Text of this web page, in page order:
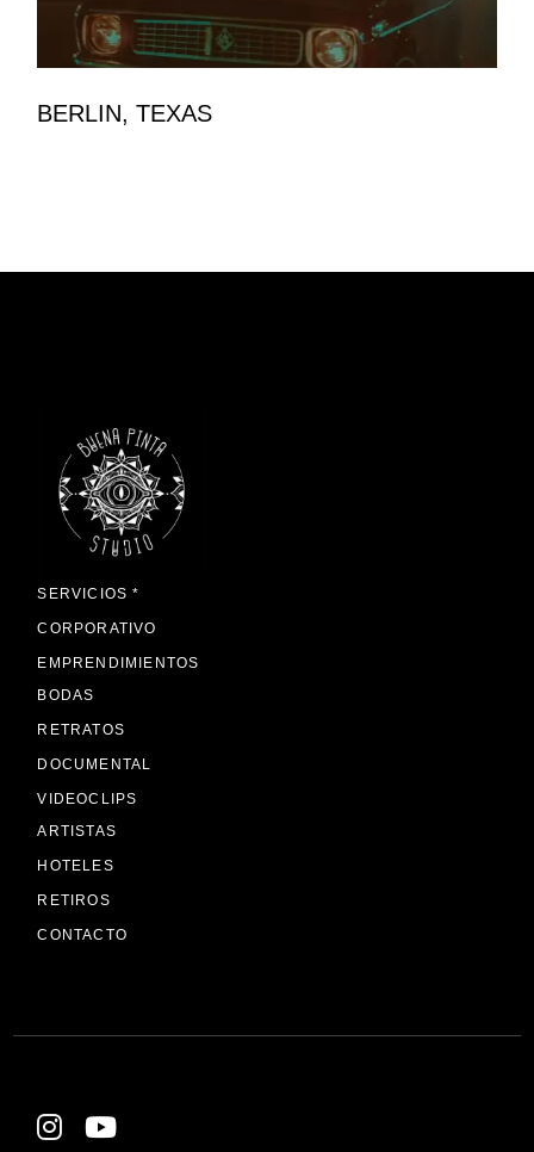
BERLIN, TEXAS
SERVICIOS *
CORPORATIVO
EMPRENDIMIENTOS
BODAS
RETRATOS
DOCUMENTAL
VIDEOCLIPS
ARTISTAS
HOTELES
RETIROS
CONTACTO